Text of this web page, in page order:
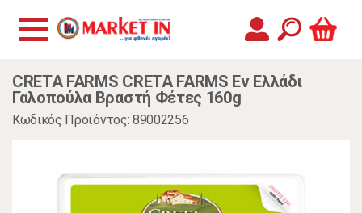
CRETA FARMS CRETA FARMS Εν Ελλάδι
Γαλοπούλα Βραστή Φέτες 160g
Κωδικός Προϊόντος: 89002256